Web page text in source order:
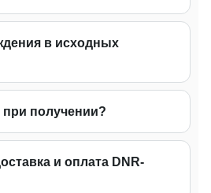
в исходных
получении?
и оплата DNR-